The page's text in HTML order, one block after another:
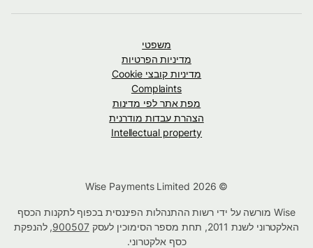
משפטי
מדיניות הפרטיות
מדיניות קובצי Cookie
Complaints
מפת אתר לפי מדינות
הצהרת עבדות מודרנית
Intellectual property
Wise מורשה על ידי רשות ההתנהלות הפיננסית בכפוף לתקנות הכסף
האלקטרוני לשנת 2011, תחת מספר הסימוכין לעסק
900507, להנפקת
כסף אלקטרוני.